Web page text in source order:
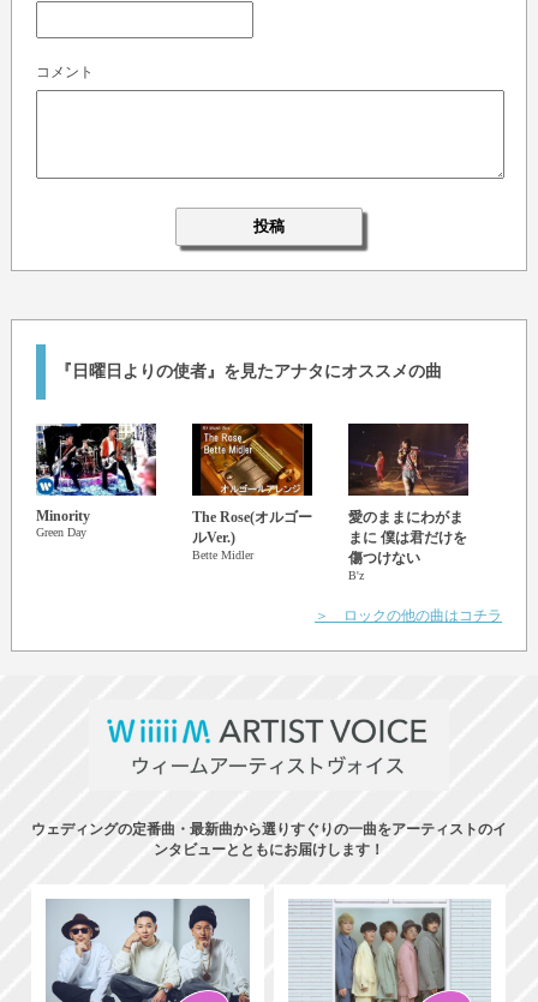
コメント
『日曜日よりの使者』を見たアナタにオススメの曲
Minority
Green Day
The Rose(オルゴー
ルVer.)
Bette Midler
愛のままにわがま
まに 僕は君だけを
傷つけない
B'z
＞ ロックの他の曲はコチラ
ウェディングの定番曲・最新曲から選りすぐりの一曲をアーティストのイ
ンタビューとともにお届けします！